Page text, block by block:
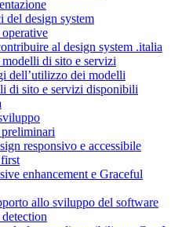
del design system
al design system .italia
di sito e servizi
dell’utilizzo dei modelli
di sito e servizi disponibili
responsivo e accessibile
enhancement e Graceful
allo sviluppo del software